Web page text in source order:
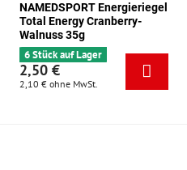
NAMEDSPORT Energieriegel
Total Energy Cranberry-
Walnuss 35g
6 Stück auf Lager
2,50 €
2,10 € ohne MwSt.